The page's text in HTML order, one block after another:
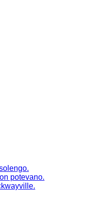
potevano.